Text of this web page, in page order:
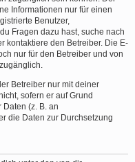
Informationen nur für einen
Benutzer,
Fragen dazu hast, suche nach
kontaktiere den Betreiber. Die E-
nur für den Betreiber und von
Betreiber nur mit deiner
sofern er auf Grund
(z. B. an
die Daten zur Durchsetzung